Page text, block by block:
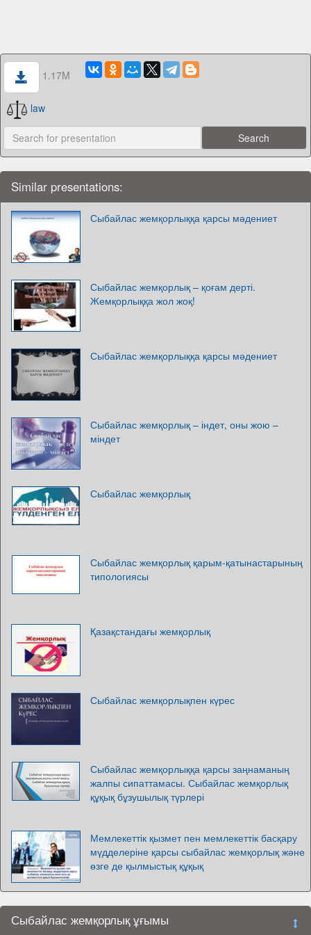
1.17M
law
Similar presentations:
Сыбайлас жемқорлыққа қарсы мәдениет
Сыбайлас жемқорлық – қоғам дерті.
Жемқорлыққа жол жоқ!
Сыбайлас жемқорлыққа қарсы мәдениет
Сыбайлас жемқорлық – індет, оны жою –
міндет
Сыбайлас жемқорлық
Сыбайлас жемқорлық қарым-қатынастарының
типологиясы
Қазақстандағы жемқорлық
Сыбайлас жемқорлықпен күрес
Сыбайлас жемқорлыққа қарсы заңнаманың
жалпы сипаттамасы. Сыбайлас жемқорлық
құқық бұзушылық түрлері
Мемлекеттік қызмет пен мемлекеттік басқару
мүдделеріне қарсы сыбайлас жемқорлық және
өзге де қылмыстық құқық
Сыбайлас жемқорлық ұғымы